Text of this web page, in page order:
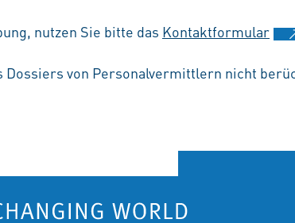
nutzen Sie bitte das Kontaktformular
Dossiers von Personalvermittlern nicht